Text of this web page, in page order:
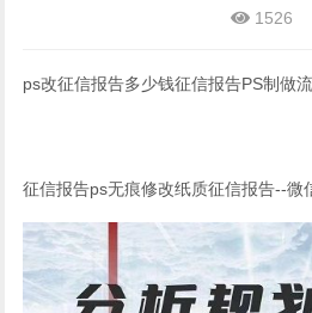
1526
ps改征信报告多少钱征信报告PS制做
征信报告ps无痕修改纸质征信报告--微